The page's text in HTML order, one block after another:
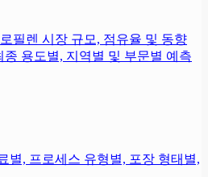
필렌 시장 규모, 점유율 및 동향
용도별, 지역별 및 부문별 예측
별, 프로세스 유형별, 포장 형태별,